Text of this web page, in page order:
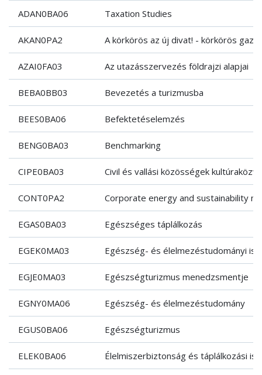
ADAN0BA06 Taxation Studies
AKAN0PA2 A körkörös az új divat! - körkörös
AZAI0FA03 Az utazásszervezés földrajzi alapjai
BEBA0BB03 Bevezetés a turizmusba
BEES0BA06 Befektetéselemzés
BENG0BA03 Benchmarking
CIPE0BA03 Civil és vallási közösségek
CONT0PA2 Corporate energy and sustainability
EGAS0BA03 Egészséges táplálkozás
EGEK0MA03 Egészség- és élelmezéstudományi
EGJE0MA03 Egészségturizmus menedzsmentje
EGNY0MA06 Egészség- és élelmezéstudomány
EGUS0BA06 Egészségturizmus
ELEK0BA06 Élelmiszerbiztonság és táplálkozási